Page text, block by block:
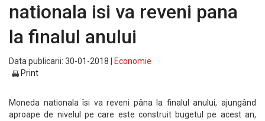
nationala isi va reveni pana
la finalul anului
Data publicarii: 30-01-2018 |
Economie
Print
Moneda nationala îsi va reveni pâna la finalul anului, ajungând
aproape de nivelul pe care este construit bugetul pe acest an,